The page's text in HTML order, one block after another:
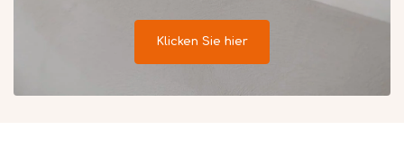
Klicken Sie hier